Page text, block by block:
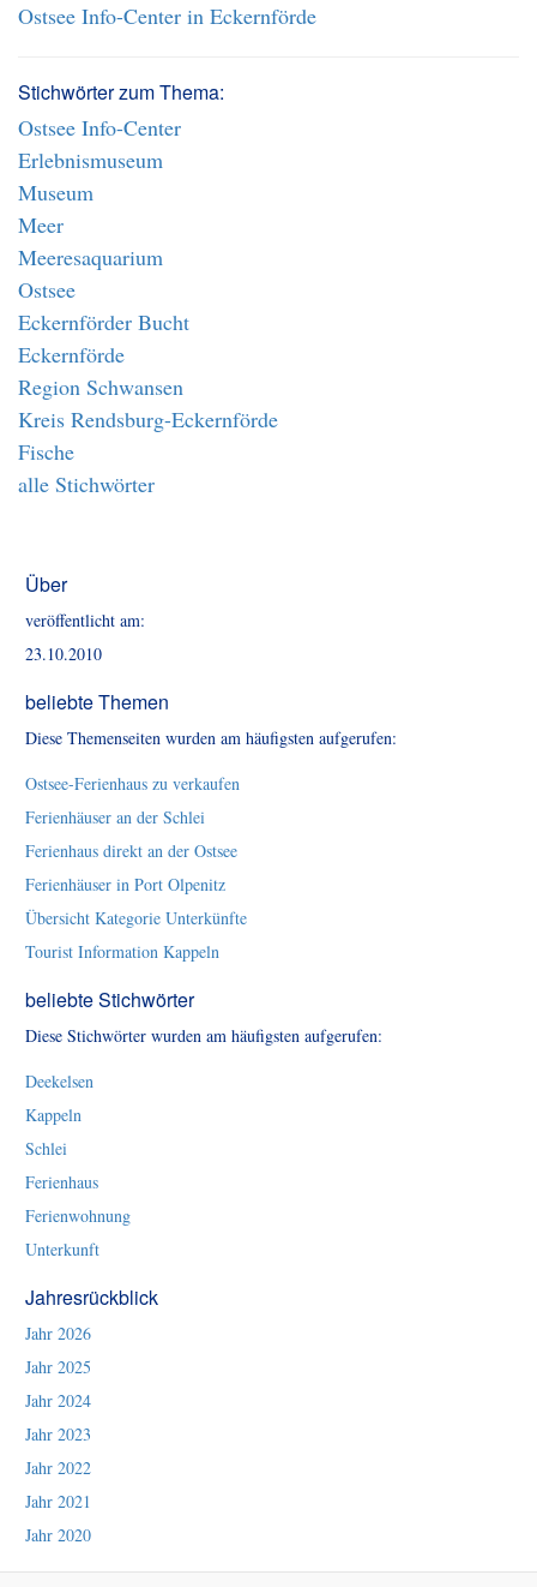
Ostsee Info-Center in Eckernförde
Stichwörter zum Thema:
Ostsee Info-Center
Erlebnismuseum
Museum
Meer
Meeresaquarium
Ostsee
Eckernförder Bucht
Eckernförde
Region Schwansen
Kreis Rendsburg-Eckernförde
Fische
alle Stichwörter
Über
veröffentlicht am:
23.10.2010
beliebte Themen
Diese Themenseiten wurden am häufigsten aufgerufen:
Ostsee-Ferienhaus zu verkaufen
Ferienhäuser an der Schlei
Ferienhaus direkt an der Ostsee
Ferienhäuser in Port Olpenitz
Übersicht Kategorie Unterkünfte
Tourist Information Kappeln
beliebte Stichwörter
Diese Stichwörter wurden am häufigsten aufgerufen:
Deekelsen
Kappeln
Schlei
Ferienhaus
Ferienwohnung
Unterkunft
Jahresrückblick
Jahr 2026
Jahr 2025
Jahr 2024
Jahr 2023
Jahr 2022
Jahr 2021
Jahr 2020